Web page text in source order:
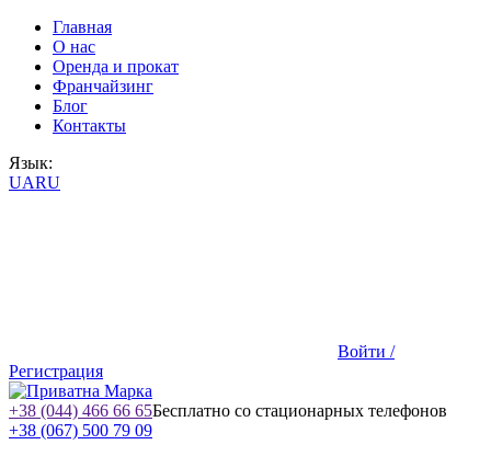
Главная
О нас
Оренда и прокат
Франчайзинг
Блог
Контакты
Язык:
UARU
Войти /
Регистрация
+38 (044) 466 66 65Бесплатно со стационарных телефонов
+38 (067) 500 79 09